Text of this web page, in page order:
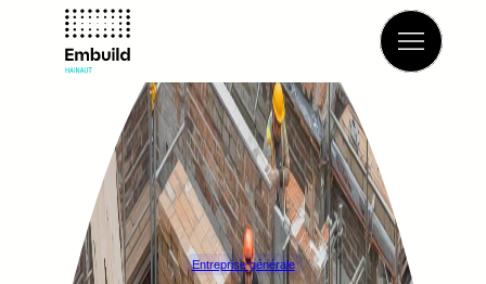
Retour à l’annuaire
Entreprise générale